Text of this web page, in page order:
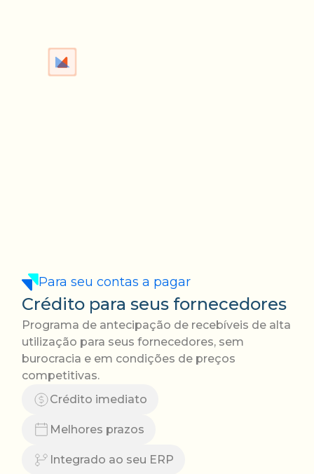
Para seu contas a pagar
Crédito para seus fornecedores
Programa de antecipação de recebíveis de alta
utilização para seus fornecedores, sem
burocracia e em condições de preços
competitivas.
Crédito imediato
Melhores prazos
Integrado ao seu ERP